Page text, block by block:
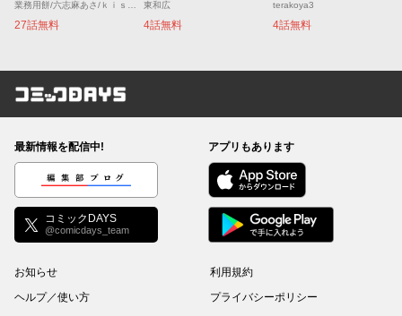
27話無料
東和広
4話無料
terakoya3
4話無料
コミックDAYS
最新情報を配信中!
編集部ブログ
コミックDAYS
@comicdays_team
アプリもあります
お知らせ
ヘルプ／使い方
利用規約
プライバシーポリシー